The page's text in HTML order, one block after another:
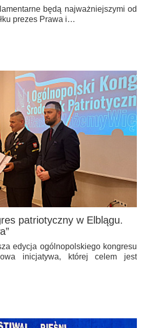
będą najważniejszymi od
prezes Prawa i…
patriotyczny w Elblągu.
edycja ogólnopolskiego kongresu
inicjatywa, której celem jest